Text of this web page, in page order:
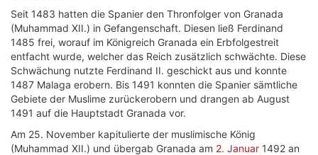
Seit 1483 hatten die Spanier den Thronfolger von Granada
(Muhammad XII.) in Gefangenschaft. Diesen ließ Ferdinand
1485 frei, worauf im Königreich Granada ein Erbfolgestreit
entfacht wurde, welcher das Reich zusätzlich schwächte. Diese
Schwächung nutzte Ferdinand II. geschickt aus und konnte
1487 Malaga erobern. Bis 1491 konnten die Spanier sämtliche
Gebiete der Muslime zurückerobern und drangen ab August
1491 auf die Hauptstadt Granada vor.
Am 25. November kapitulierte der muslimische König
(Muhammad XII.) und übergab Granada am 2. Januar 1492 an